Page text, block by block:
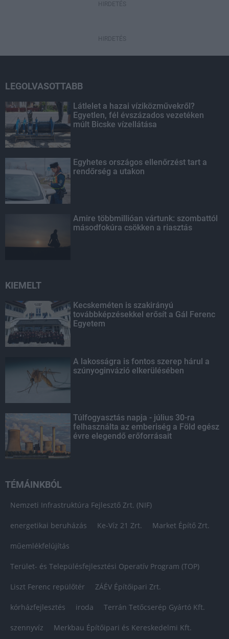
HIRDETÉS
HIRDETÉS
LEGOLVASOTTABB
Látlelet a hazai víziközművekről?
Egyetlen, fél évszázados vezetéken
múlt Bicske vízellátása
Egyhetes országos ellenőrzést tart a
rendőrség a utakon
Amire többmillióan vártunk: szombattól
másodfokúra csökken a riasztás
KIEMELT
Kecskeméten is szakirányú
továbbképzésekkel erősít a Gál Ferenc
Egyetem
A lakosságra is fontos szerep hárul a
szúnyoginvázió elkerülésében
Túlfogyasztás napja - július 30-ra
felhasználta az emberiség a Föld egész
évre elegendő erőforrásait
TÉMÁINKBÓL
Nemzeti Infrastruktúra Fejlesztő Zrt. (NIF)
energetikai beruházás Ke-Víz 21 Zrt. Market Építő Zrt.
műemlékfelújítás
Terület- és Településfejlesztési Operatív Program (TOP)
Liszt Ferenc repülőtér ZÁÉV Építőipari Zrt.
kórházfejlesztés iroda Terrán Tetőcserép Gyártó Kft.
szennyvíz Merkbau Építőipari és Kereskedelmi Kft.